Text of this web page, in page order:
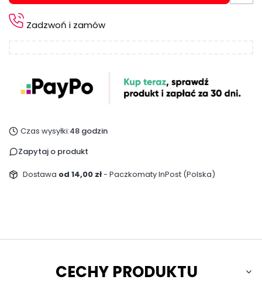
Zadzwoń i zamów
Czas wysyłki:48 godzin
Zapytaj o produkt
Dostawa od 14,00 zł- Paczkomaty InPost (Polska)
CECHY PRODUKTU